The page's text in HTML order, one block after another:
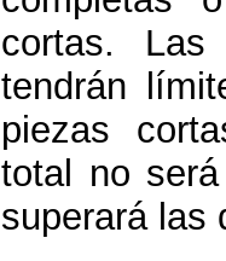
cortas. Las
tendrán
piezas
total no
superará las